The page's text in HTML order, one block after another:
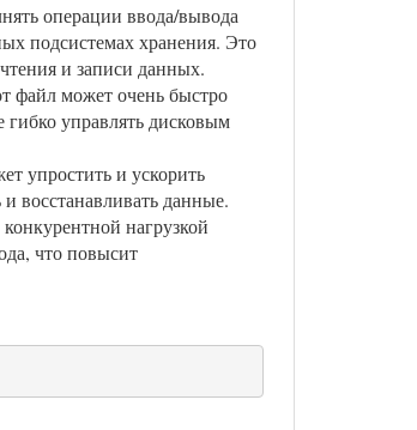
операции ввода/вывода
подсистемах хранения. Это
и записи данных.
файл может очень быстро
гибко управлять дисковым
упростить и ускорить
восстанавливать данные.
нагрузкой
что повысит